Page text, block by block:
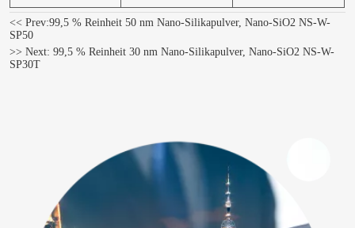
<< Prev:99,5 % Reinheit 50 nm Nano-Silikapulver, Nano-SiO2 NS-W-
SP50
>> Next:99,5 % Reinheit 30 nm Nano-Silikapulver, Nano-SiO2 NS-W-
SP30T